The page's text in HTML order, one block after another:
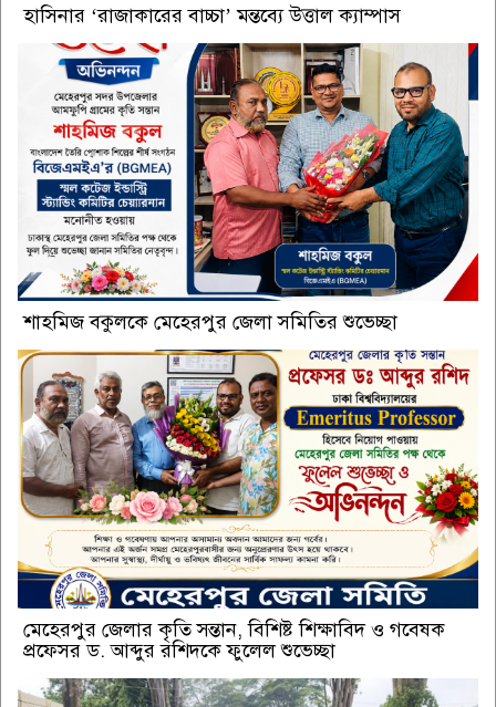
হাসিনার ‘রাজাকারের বাচ্চা’ মন্তব্যে উত্তাল ক্যাম্পাস
শাহমিজ বকুলকে মেহেরপুর জেলা সমিতির শুভেচ্ছা
মেহেরপুর জেলার কৃতি সন্তান, বিশিষ্ট শিক্ষাবিদ ও গবেষক
প্রফেসর ড. আব্দুর রশিদকে ফুলেল শুভেচ্ছা